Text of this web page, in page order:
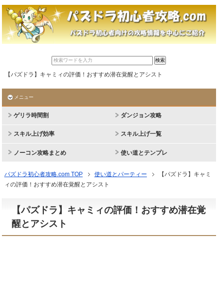
【パズドラ】キャミィの評価！おすすめ潜在覚醒とアシスト
メニュー
ゲリラ時間割 ダンジョン攻略
スキル上げ効率 スキル上げ一覧
ノーコン攻略まとめ 使い道とテンプレ
パズドラ初心者攻略.com TOP 使い道とパーティー
【パズドラ】キャミ
ィの評価！おすすめ潜在覚醒とアシスト
【パズドラ】キャミィの評価！おすすめ潜在覚
醒とアシスト